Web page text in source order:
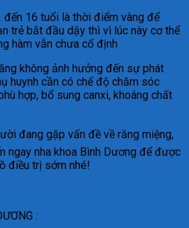
16 tuổi là thời điểm vàng để
trẻ bắt đầu dậy thì vì lúc này cơ thể
hàm vẫn chưa cố định
không ảnh hưởng đến sự phát
huynh cần có chế độ chăm sóc
hợp, bổ sung canxi, khoáng chất
đang gặp vấn đề về răng miệng,
nha khoa Bình Dương để được
điều trị sớm nhé!
: